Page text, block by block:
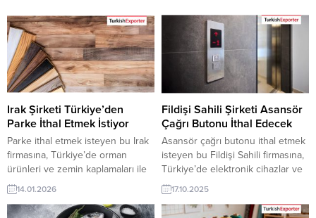
Irak Şirketi Türkiye’den
Parke İthal Etmek İstiyor
Parke ithal etmek isteyen bu Irak
firmasına, Türkiye’de orman
ürünleri ve zemin kaplamaları ile
parke üreticisi veya tedarikçisi
olan ihracatçı firmalar teklif
sunabilirler. Yeni bir ihracat pazarı
14.01.2026
Fildişi Sahili Şirketi Asansör
Çağrı Butonu İthal Edecek
Asansör çağrı butonu ithal etmek
isteyen bu Fildişi Sahili firmasına,
Türkiye’de elektronik cihazlar ve
asansör parçaları ile buton
üreticisi veya tedarikçisi olan
ihracatçı firmalar teklif sunabilirler.
17.10.2025